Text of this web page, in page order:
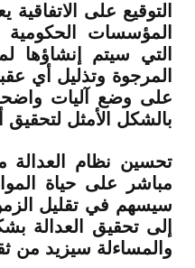
التوقيع على
المؤسسات الحكومية
التي سيتم إنشاؤها
المرجوة وتذليل أي
على وضع آليات
بالشكل الأمثل لتحقيق
تحسين نظام العدالة
مباشر على حياة
سيسهم في تقليل
إلى تحقيق العدالة
والمساءلة سيزيد من